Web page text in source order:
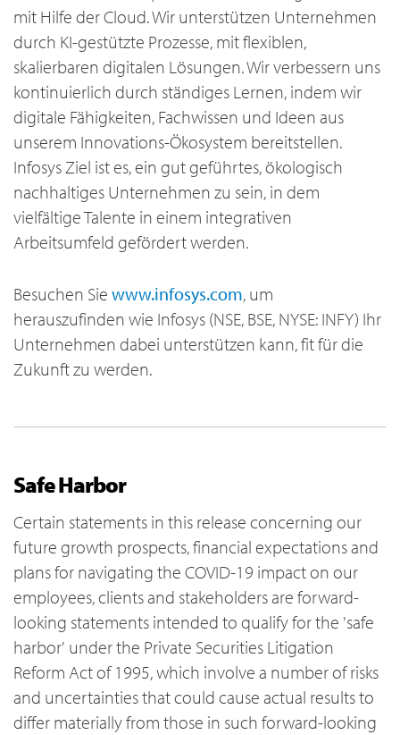
mit Hilfe der Cloud. Wir unterstützen Unternehmen
durch KI-gestützte Prozesse, mit flexiblen,
skalierbaren digitalen Lösungen. Wir verbessern uns
kontinuierlich durch ständiges Lernen, indem wir
digitale Fähigkeiten, Fachwissen und Ideen aus
unserem Innovations-Ökosystem bereitstellen.
Infosys Ziel ist es, ein gut geführtes, ökologisch
nachhaltiges Unternehmen zu sein, in dem
vielfältige Talente in einem integrativen
Arbeitsumfeld gefördert werden.
Besuchen Sie www.infosys.com, um
herauszufinden wie Infosys (NSE, BSE, NYSE: INFY) Ihr
Unternehmen dabei unterstützen kann, fit für die
Zukunft zu werden.
Safe Harbor
Certain statements in this release concerning our
future growth prospects, financial expectations and
plans for navigating the COVID-19 impact on our
employees, clients and stakeholders are forward-
looking statements intended to qualify for the 'safe
harbor' under the Private Securities Litigation
Reform Act of 1995, which involve a number of risks
and uncertainties that could cause actual results to
differ materially from those in such forward-looking